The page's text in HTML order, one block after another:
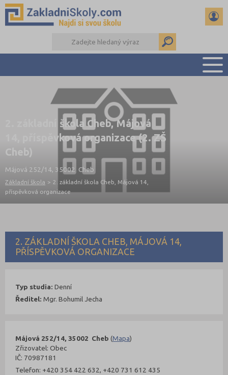
PŘEHLED ŠKOL
PŘIJÍMAČKY NA SŠ
RADY A ČLÁNKY
ČTENÁŘSKÝ DENÍK
DALŠÍ DRUHY ŠKOL
2. základní škola Cheb, Májová
14, příspěvková organizace (2. ZŠ
Cheb)
Májová 252/14, 35002 Cheb
Základní škola > 2. základní škola Cheb, Májová 14,
příspěvková organizace
2. ZÁKLADNÍ ŠKOLA CHEB, MÁJOVÁ 14,
PŘÍSPĚVKOVÁ ORGANIZACE
Májová 252/14, 35002 Cheb (Mapa)
Zřizovatel: Obec
IČ: 70987181
Telefon: +420 354 422 632, +420 731 612 435
Typ studia: Denní
Ředitel: Mgr. Bohumil Jecha